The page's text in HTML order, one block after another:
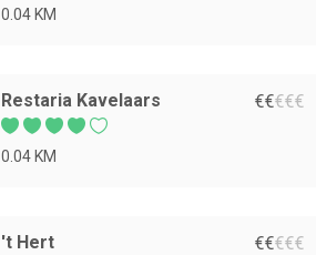
0.04 KM
Restaria Kavelaars €€€€€
0.04 KM
't Hert €€€€€